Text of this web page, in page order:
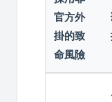
官方外
掛的致
命風險